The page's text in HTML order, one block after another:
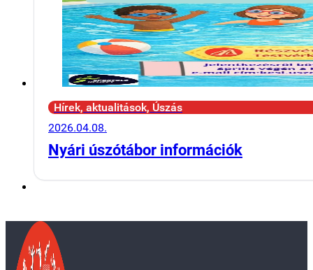
Hírek, aktualitások, Úszás
2026.04.08.
Nyári úszótábor információk